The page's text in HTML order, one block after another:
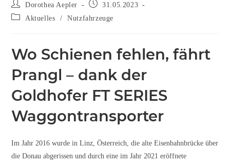
Dorothea Aepler
31.05.2023
Aktuelles
/ Nutzfahrzeuge
Wo Schienen fehlen, fährt
Prangl – dank der
Goldhofer FT SERIES
Waggontransporter
Im Jahr 2016 wurde in Linz, Österreich, die alte Eisenbahnbrücke über
die Donau abgerissen und durch eine im Jahr 2021 eröffnete